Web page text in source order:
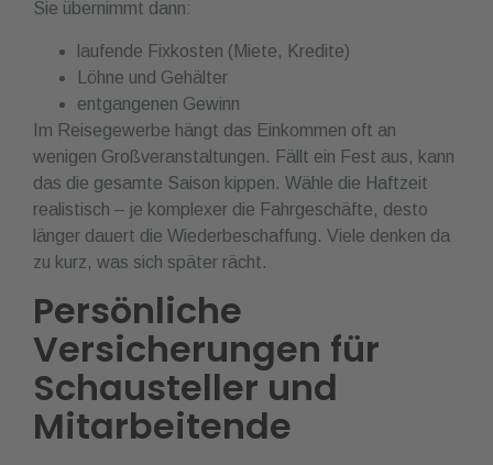
Sie übernimmt dann:
laufende Fixkosten (Miete, Kredite)
Löhne und Gehälter
entgangenen Gewinn
Im Reisegewerbe hängt das Einkommen oft an
wenigen Großveranstaltungen. Fällt ein Fest aus, kann
das die gesamte Saison kippen. Wähle die Haftzeit
realistisch – je komplexer die Fahrgeschäfte, desto
länger dauert die Wiederbeschaffung. Viele denken da
zu kurz, was sich später rächt.
Persönliche
Versicherungen für
Schausteller und
Mitarbeitende